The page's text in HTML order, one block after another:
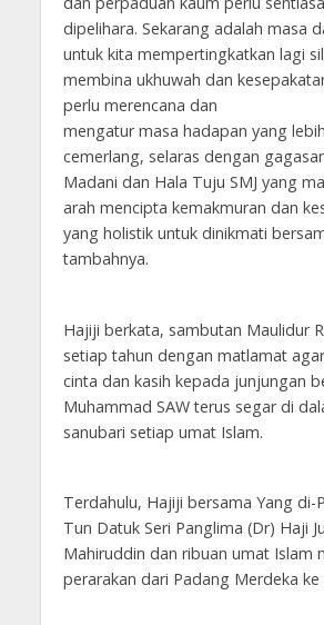
dipelihara. Sekarang adalah masa
untuk kita mempertingkatkan lagi
membina ukhuwah dan
perlu merencana dan
mengatur masa hadapan yang
cemerlang, selaras dengan
Madani dan Hala Tuju SMJ yang
arah mencipta kemakmuran dan
yang holistik untuk dinikmati
tambahnya.
Hajiji berkata, sambutan Maulidur
setiap tahun dengan matlamat
cinta dan kasih kepada junjungan
Muhammad SAW terus segar di
sanubari setiap umat Islam.
Terdahulu, Hajiji bersama Yang di-
Tun Datuk Seri Panglima (Dr) Haji
Mahiruddin dan ribuan umat Islam
perarakan dari Padang Merdeka ke